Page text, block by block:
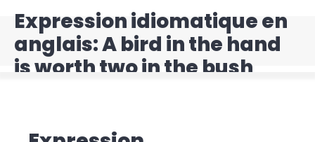
Nous
Expression idiomatique en
anglais: A bird in the hand
is worth two in the bush